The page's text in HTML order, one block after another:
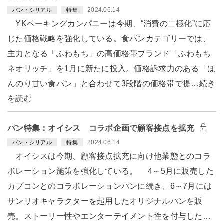
パン・シリアル 特集 2024.06.14
YKベーキングカンパニーは今期、“消費の二極化”に応
じた価格戦略を強化している。食パンカテゴリーでは、
主力となる「ふわもち」の高価格帯ブランド「ふわもち
ネオリッチ」を1月に新たに投入。価格訴求力のある「ほ
んのり甘い食パン」と合わせて3段階の価格帯で提…続き
を読む
パン特集：オイシス コラボ企画で顧客接点を拡充
パン・シリアル 特集 2024.06.14
オイシスは今期、顧客接点拡充に向け他業態とのコラ
ボレーション施策を強化している。 4～5月に販売した
カプコンとのコラボレーションパンに続き、6～7月には
サンリオキャラクターを起用したオリジナルパンを販
売。ストーリー性やエンターテイメント性を付与した…